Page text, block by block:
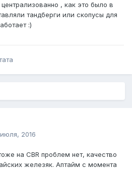
, как это было в
тандберги или скопусы для
:)
2016
на CBR проблем нет, качество
железяк. Аптайм с момента